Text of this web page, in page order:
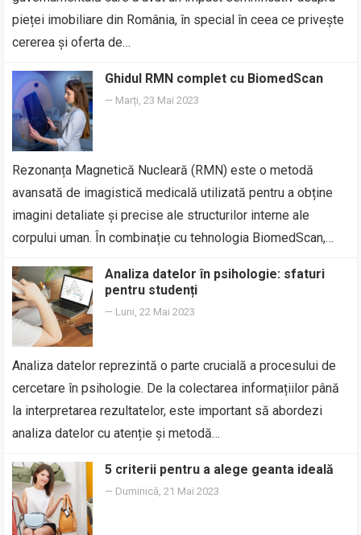
pieței imobiliare din România, în special în ceea ce privește
cererea și oferta de…
Ghidul RMN complet cu BiomedScan
— Marți, 23 Mai 2023
Rezonanța Magnetică Nucleară (RMN) este o metodă
avansată de imagistică medicală utilizată pentru a obține
imagini detaliate și precise ale structurilor interne ale
corpului uman. În combinație cu tehnologia BiomedScan,…
Analiza datelor în psihologie: sfaturi
pentru studenți
— Luni, 22 Mai 2023
Analiza datelor reprezintă o parte crucială a procesului de
cercetare în psihologie. De la colectarea informațiilor până
la interpretarea rezultatelor, este important să abordezi
analiza datelor cu atenție și metodă…
5 criterii pentru a alege geanta ideală
— Duminică, 21 Mai 2023